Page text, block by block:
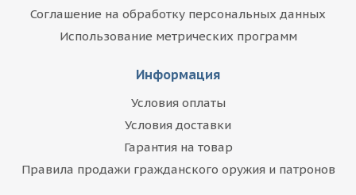
Соглашение на обработку персональных данных
Использование метрических программ
Информация
Условия оплаты
Условия доставки
Гарантия на товар
Правила продажи гражданского оружия и патронов